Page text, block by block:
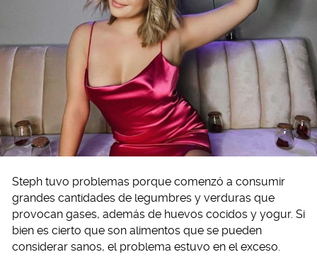
Steph tuvo problemas porque comenzó a consumir
grandes cantidades de legumbres y verduras que
provocan gases, además de huevos cocidos y yogur. Si
bien es cierto que son alimentos que se pueden
considerar sanos, el problema estuvo en el exceso.